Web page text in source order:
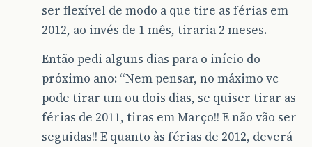
ser flexível de modo a que tire as férias em
2012, ao invés de 1 mês, tiraria 2 meses.
Então pedi alguns dias para o início do
próximo ano: “Nem pensar, no máximo vc
pode tirar um ou dois dias, se quiser tirar as
férias de 2011, tiras em Março!! E não vão ser
seguidas!! E quanto às férias de 2012, deverá